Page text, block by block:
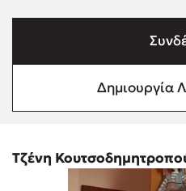
Τζένη Κουτσοδημητροπούλου
Emily Henry
Cori Doerrfeld
Δανάη Ιμπραχήμ
Δημιουργία
Τζένη